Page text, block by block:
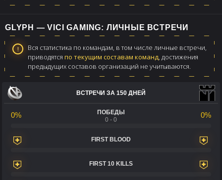
GLYPH — VICI GAMING: ЛИЧНЫЕ ВСТРЕЧИ
Вся статистика по командам, в том числе личные встречи,
приводятся по текущим составам команд, достижения
предыдущих составов организаций не учитываются.
ВСТРЕЧИ ЗА 150 ДНЕЙ
0%
ПОБЕДЫ
0 - 0
0%
FIRST BLOOD
FIRST 10 KILLS